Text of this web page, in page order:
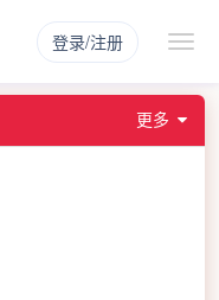
登录/注册
更多